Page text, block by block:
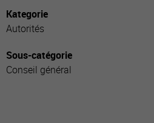
Kategorie
Autorités
Sous-catégorie
Conseil général